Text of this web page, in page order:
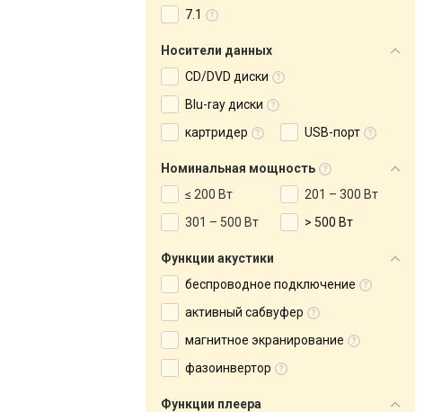
7.1
Носители данных
CD/DVD диски
Blu-ray диски
картридер
USB-порт
Номинальная мощность
≤ 200 Вт
201 – 300 Вт
301 – 500 Вт
> 500 Вт
Функции акустики
беспроводное подключение
активный сабвуфер
магнитное экранирование
фазоинвертор
Функции плеера